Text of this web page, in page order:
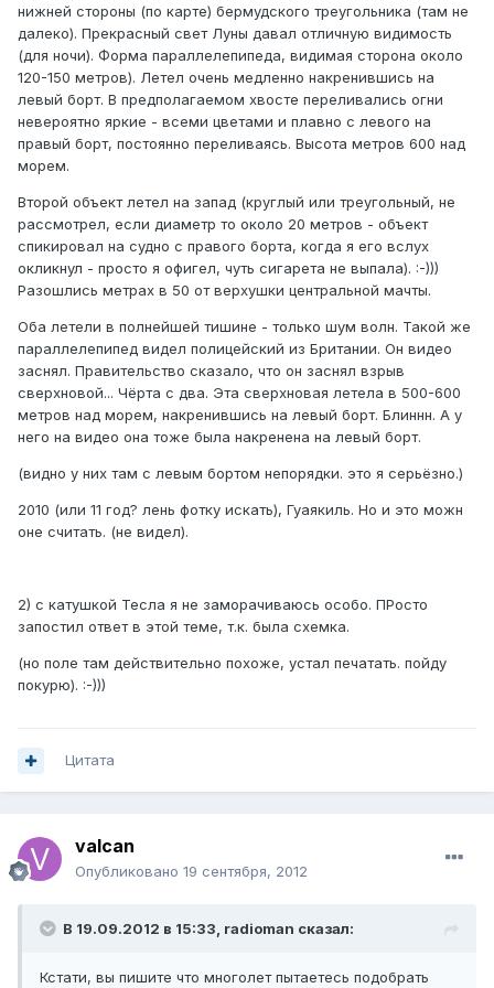
нижней стороны (по карте) бермудского треугольника (там не
далеко). Прекрасный свет Луны давал отличную видимость
(для ночи). Форма параллелепипеда, видимая сторона около
120-150 метров). Летел очень медленно накренившись на
левый борт. В предполагаемом хвосте переливались огни
невероятно яркие - всеми цветами и плавно с левого на
правый борт, постоянно переливаясь. Высота метров 600 над
морем.
Второй объект летел на запад (круглый или треугольный, не
рассмотрел, если диаметр то около 20 метров - объект
спикировал на судно с правого борта, когда я его вслух
окликнул - просто я офигел, чуть сигарета не выпала). :-)))
Разошлись метрах в 50 от верхушки центральной мачты.
Оба летели в полнейшей тишине - только шум волн. Такой же
параллелепипед видел полицейский из Британии. Он видео
заснял. Правительство сказало, что он заснял взрыв
сверхновой... Чёрта с два. Эта сверхновая летела в 500-600
метров над морем, накренившись на левый борт. Блиннн. А у
него на видео она тоже была накренена на левый борт.
(видно у них там с левым бортом непорядки. это я серьёзно.)
2010 (или 11 год? лень фотку искать), Гуаякиль. Но и это можн
оне считать. (не видел).
2) с катушкой Тесла я не заморачиваюсь особо. ПРосто
запостил ответ в этой теме, т.к. была схемка.
(но поле там действительно похоже, устал печатать. пойду
покурю). :-)))
Цитата
valcan
Опубликовано 19 сентября, 2012
В 19.09.2012 в 15:33, radioman сказал:
Кстати, вы пишите что многолет пытаетесь подобрать